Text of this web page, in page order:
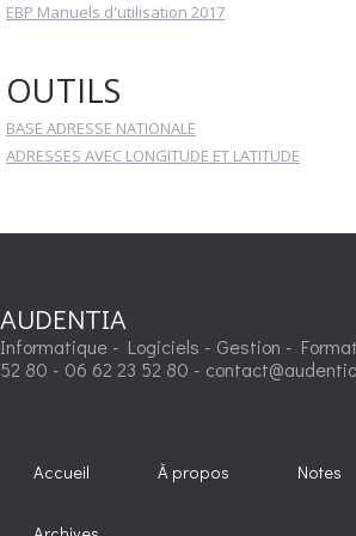
EBP Manuels d'utilisation 2017
OUTILS
BASE ADRESSE NATIONALE
ADRESSES AVEC LONGITUDE ET LATITUDE
AUDENTIA
Informatique - Logiciels - Gestion -
52 80 - 06 62 23 52 80 -
Accueil À propos Notes